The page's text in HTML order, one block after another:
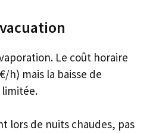
Le coût horaire
h) mais la baisse de
lors de nuits chaudes, pas